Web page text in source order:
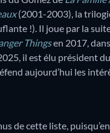
(2001-2003), la
!). Il joue par la
Thingsen 2017,
il est élu président
aujourd’hui les
de cette liste,